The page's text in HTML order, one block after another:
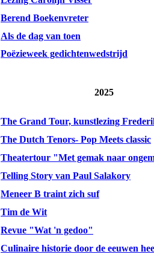
Berend Boekenvreter
Als de dag van toen
Poëzieweek gedichtenwedstrijd
2025
The Grand Tour, kunstlezing
The Dutch Tenors- Pop Meets classic
Theatertour "Met gemak naar
Telling Story van Paul Salakory
Meneer B traint zich suf
Tim de Wit
Revue "Wat 'n gedoo"
Culinaire historie door de eeuwen